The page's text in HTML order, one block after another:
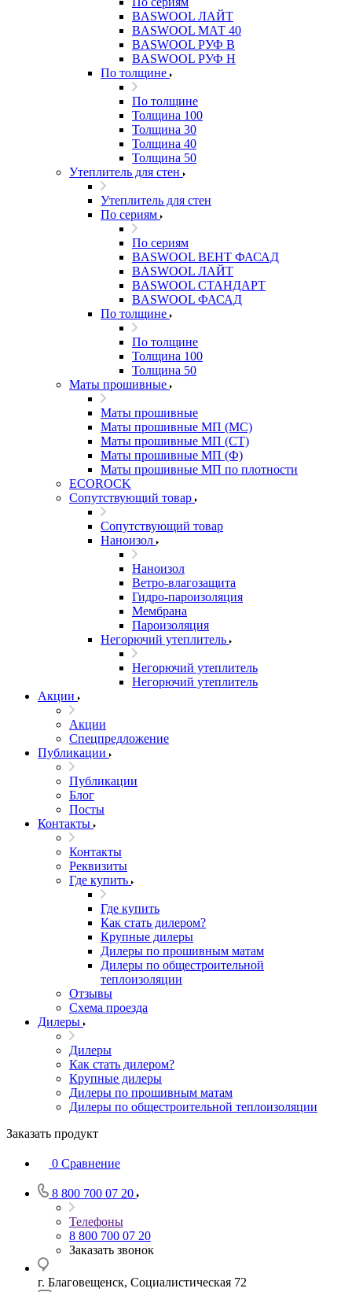
BASWOOL ЛАЙТ
BASWOOL МАТ 40
BASWOOL РУФ В
BASWOOL РУФ Н
По толщине
По толщине
Толщина 100
Толщина 30
Толщина 40
Толщина 50
Утеплитель для стен
Утеплитель для стен
По сериям
По сериям
BASWOOL ВЕНТ ФАСАД
BASWOOL ЛАЙТ
BASWOOL СТАНДАРТ
BASWOOL ФАСАД
По толщине
По толщине
Толщина 100
Толщина 50
Маты прошивные
Маты прошивные
Маты прошивные МП (МС)
Маты прошивные МП (СТ)
Маты прошивные МП (Ф)
Маты прошивные МП по плотности
ECOROCK
Сопутствующий товар
Сопутствующий товар
Наноизол
Наноизол
Ветро-влагозащита
Гидро-пароизоляция
Мембрана
Пароизоляция
Негорючий утеплитель
Негорючий утеплитель
Негорючий утеплитель
Акции
Акции
Спецпредложение
Публикации
Публикации
Блог
Посты
Контакты
Контакты
Реквизиты
Где купить
Где купить
Как стать дилером?
Крупные дилеры
Дилеры по прошивным матам
Дилеры по общестроительной
теплоизоляции
Отзывы
Схема проезда
Дилеры
Дилеры
Как стать дилером?
Крупные дилеры
Дилеры по прошивным матам
Дилеры по общестроительной теплоизоляции
Заказать продукт
0 Сравнение
8 800 700 07 20
Телефоны
8 800 700 07 20
Заказать звонок
г. Благовещенск, Социалистическая 72